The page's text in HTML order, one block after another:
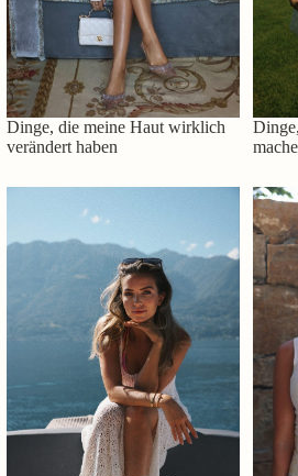
Dinge, die meine Haut wirklich
verändert haben